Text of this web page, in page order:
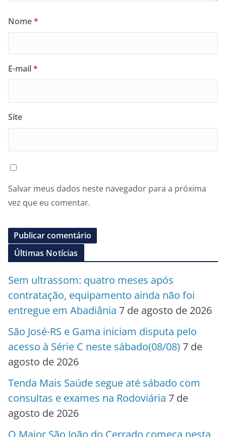
Nome*
E-mail*
Site
Salvar meus dados neste navegador para a próxima
vez que eu comentar.
Últimas Notícias
Sem ultrassom: quatro meses após
contratação, equipamento ainda não foi
entregue em Abadiânia 7 de agosto de 2026
São José-RS e Gama iniciam disputa pelo
acesso à Série C neste sábado(08/08) 7 de
agosto de 2026
Tenda Mais Saúde segue até sábado com
consultas e exames na Rodoviária 7 de
agosto de 2026